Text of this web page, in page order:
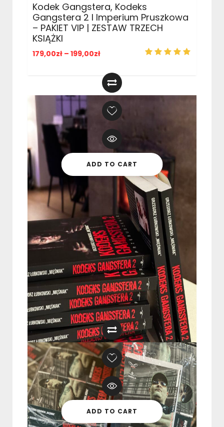
Kodek Gangstera, Kodeks
Gangstera 2 I Imperium Pruszkowa
– PAKIET VIP | ZESTAW TRZECH
KSIĄŻKI
179,00zł – 199,00zł
ADD TO CART
Kodeks Gangstera 2 –
PRZEBUDZENIE I KSIĄŻKA
59,99 – 99,99zł
ADD TO CART